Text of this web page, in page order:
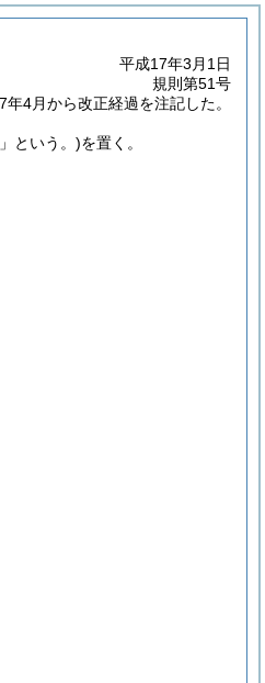
平成17年3月1日
規則第51号
4月から改正経過を注記した。
という。)を置く。